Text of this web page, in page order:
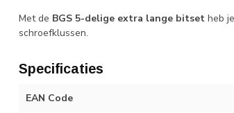
Met de BGS 5-delige extra lange bitset heb
schroefklussen.
Specificaties
EAN Code